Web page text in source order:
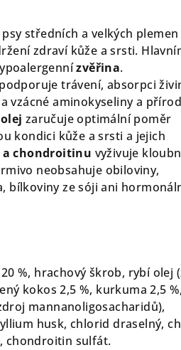
středních a velkých
zdraví kůže a srsti.
zvěřina.
trávení, absorpci
vzácné aminokyseliny a
zaručuje optimální poměr
kondici kůže a srsti a jejich
chondroitinu vyživuje
neobsahuje obiloviny,
bílkoviny ze sóji ani
%, hrachový škrob, rybí olej
kokos 2,5 %, kurkuma 2,5
mannanoligosacharidů),
husk, chlorid draselný,
chondroitin sulfát.